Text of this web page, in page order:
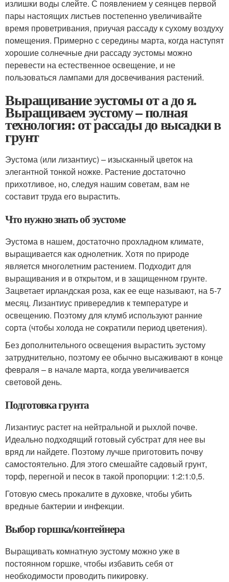
излишки воды слейте. С появлением у сеянцев первой
пары настоящих листьев постепенно увеличивайте
время проветривания, приучая рассаду к сухому воздуху
помещения. Примерно с середины марта, когда наступят
хорошие солнечные дни рассаду эустомы можно
перевести на естественное освещение, и не
пользоваться лампами для досвечивания растений.
Выращивание эустомы от а до я.
Выращиваем эустому – полная
технология: от рассады до высадки в
грунт
Эустома (или лизантиус) – изысканный цветок на
элегантной тонкой ножке. Растение достаточно
прихотливое, но, следуя нашим советам, вам не
составит труда его вырастить.
Что нужно знать об эустоме
Эустома в нашем, достаточно прохладном климате,
выращивается как однолетник. Хотя по природе
является многолетним растением. Подходит для
выращивания и в открытом, и в защищенном грунте.
Зацветает ирландская роза, как ее еще называют, на 5-7
месяц. Лизантиус привередлив к температуре и
освещению. Поэтому для клумб используют ранние
сорта (чтобы холода не сократили период цветения).
Без дополнительного освещения вырастить эустому
затруднительно, поэтому ее обычно высаживают в конце
февраля – в начале марта, когда увеличивается
световой день.
Подготовка грунта
Лизантиус растет на нейтральной и рыхлой почве.
Идеально подходящий готовый субстрат для нее вы
вряд ли найдете. Поэтому лучше приготовить почву
самостоятельно. Для этого смешайте садовый грунт,
торф, перегной и песок в такой пропорции: 1:2:1:0,5.
Готовую смесь прокалите в духовке, чтобы убить
вредные бактерии и инфекции.
Выбор горшка/контейнера
Выращивать комнатную эустому можно уже в
постоянном горшке, чтобы избавить себя от
необходимости проводить пикировку.